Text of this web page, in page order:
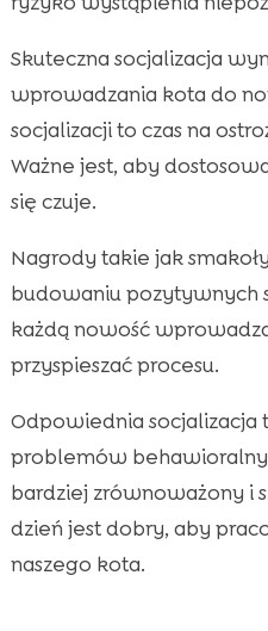
Skuteczna socjalizacja
wprowadzania kota do
socjalizacji to czas na
Ważne jest, aby
się czuje.
Nagrody takie jak
budowaniu pozytywnych
każdą nowość
przyspieszać procesu.
Odpowiednia socjalizacja
problemów
bardziej zrównoważony i
dzień jest dobry, aby
naszego kota.